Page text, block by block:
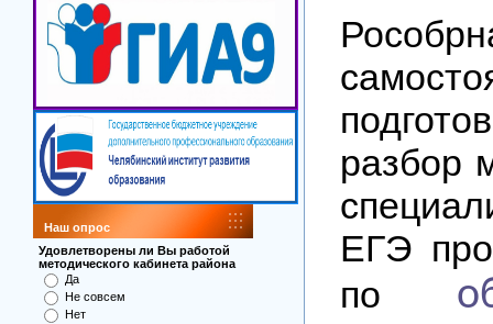
Наш опрос
Удовлетворены ли Вы работой
методического кабинета района
Да
Не совсем
Нет
разбор
ЕГЭ
по